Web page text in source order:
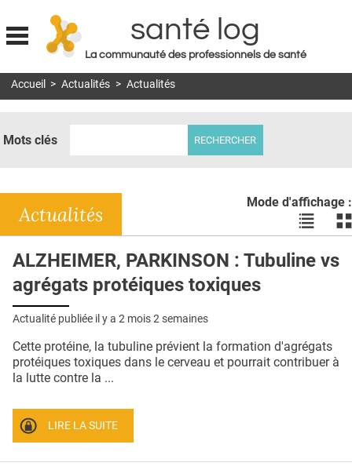
Jump to navigation
santé log
La communauté des professionnels de santé
MON COMPTE
DOSSIERS
RÉSEAUX
E-REVUE SAD
THÉMA
QUI SOMMES-NOUS ?
CONDITIONS GÉNÉRALES
Accueil > Actualités > Actualités
Mots clés
Mode d'affichage :
Voir
les
en
les
en
Actualités
ALZHEIMER, PARKINSON : Tubuline vs
agrégats protéiques toxiques
Actualité publiée il y a 2 mois 2 semaines
Cette protéine, la tubuline prévient la formation d'agrégats
protéiques toxiques dans le cerveau et pourrait contribuer à
la lutte contre la ...
LIRE LA SUITE